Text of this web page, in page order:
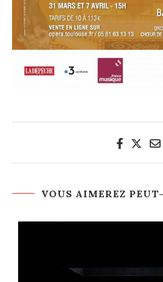
VOUS AIMEREZ